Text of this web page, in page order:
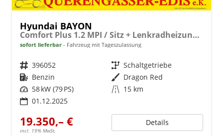
Hyundai BAYON
Comfort Plus 1.2 MPI / Sitz + Lenkradheizung PDC V&H Kamera LED Tempomat Keyless Alu 16"
sofort lieferbar Fahrzeug mit Tageszulassung
Fahrzeugnr. 396052 Getriebe Schaltgetriebe
Kraftstoff Benzin Außenfarbe Dragon Red
Leistung 58 kW (79 PS) Kilometerstand 15 km
01.12.2025
19.350,– €
incl. 19% MwSt.
Details